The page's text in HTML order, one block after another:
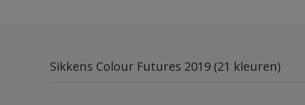
Colour Futures 2020
Sikkens Colour Futures 2019 (21 kleuren)